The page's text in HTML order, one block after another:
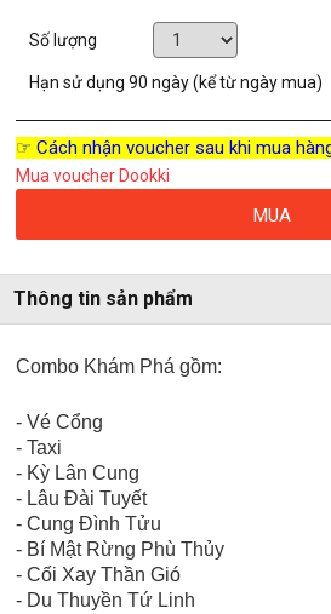
Số lượng
Hạn sử dụng90 ngày (kể từ ngày mua)
☞ Cách nhận voucher sau khi mua
Mua voucher Dookki
MUA
Thông tin sản phẩm
Combo Khám Phá gồm:
- Vé Cổng
- Taxi
- Kỳ Lân Cung
- Lâu Đài Tuyết
- Cung Đình Tửu
- Bí Mật Rừng Phù Thủy
- Cối Xay Thần Gió
- Du Thuyền Tứ Linh